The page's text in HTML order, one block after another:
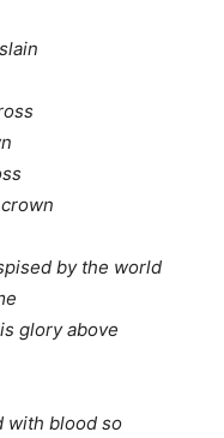
by the world
glory above
with blood so